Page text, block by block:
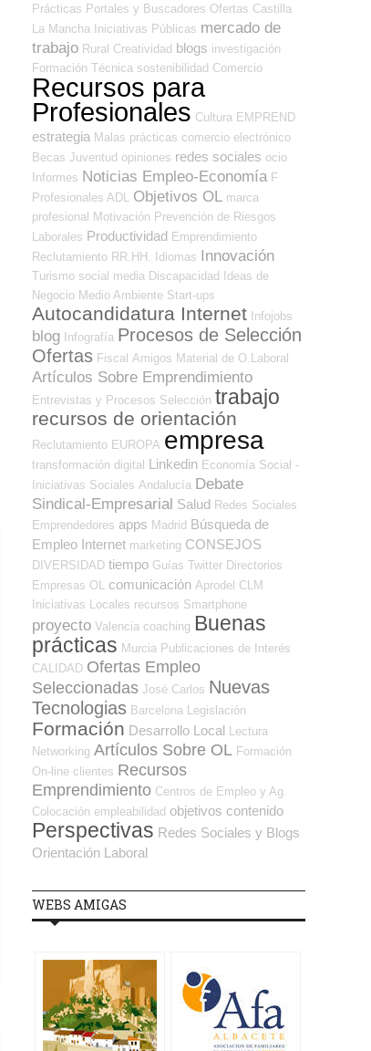
Prácticas Portales y Buscadores Ofertas Castilla
La Mancha
Iniciativas Públicas mercado de
trabajo Rural Creatividad blogs investigación
Formación Técnica sostenibilidad Comercio
Recursos para
Profesionales Cultura EMPREND
estrategia Malas prácticas comercio electrónico
Becas Juventud opiniones redes sociales ocio
Informes Noticias Empleo-Economía F
Profesionales ADL
Objetivos OL marca
profesional
Motivación Prevención de Riesgos
Laborales Productividad Emprendimiento
Reclutamiento RR.HH.
Idiomas Innovación
Turismo social media Discapacidad
Ideas de
Negocio Medio Ambiente Start-ups
Autocandidatura Internet Infojobs
blog Infografía Procesos de Selección
Ofertas Fiscal Amigos Material de O.Laboral
Artículos Sobre Emprendimiento
Entrevistas y Procesos Selección trabajo
recursos de orientación
Reclutamiento EUROPA empresa
transformación digital Linkedin Economía Social -
Iniciativas Sociales Andalucía Debate
Sindical-Empresarial Salud Redes Sociales
Emprendedores apps Madrid Búsqueda de
Empleo Internet marketing CONSEJOS
DIVERSIDAD tiempo Guías Twitter Directorios
Empresas OL
comunicación Aprodel CLM
Iniciativas Locales recursos Smartphone
proyecto Valencia coaching Buenas
prácticas Murcia Publicaciones de Interés
CALIDAD Ofertas Empleo
Seleccionadas José Carlos Nuevas
Tecnologias Barcelona Legislación
Formación Desarrollo Local
Lectura
Networking Artículos Sobre OL Formación
On-line clientes Recursos
Emprendimiento Centros de Empleo y Ag.
Colocación empleabilidad objetivos contenido
Perspectivas Redes Sociales y Blogs
Orientación Laboral
WEBS AMIGAS